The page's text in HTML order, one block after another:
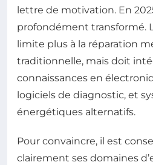
lettre de motivation. En
profondément transformé.
limite plus à la réparation
traditionnelle, mais doit
connaissances en
logiciels de diagnostic, et
énergétiques alternatifs.
Pour convaincre, il est
clairement ses domaines